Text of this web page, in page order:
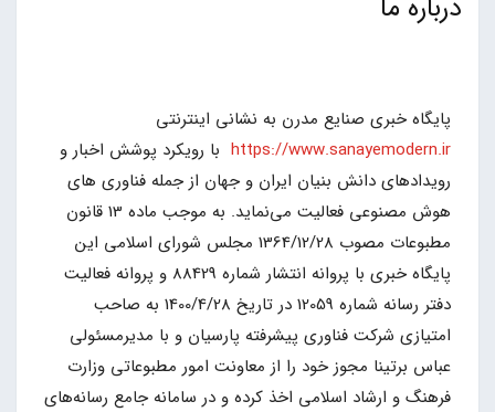
درباره ما
پایگاه خبری صنایع مدرن به نشانی اینترنتی
https://www.sanayemodern.ir با رویکرد پوشش اخبار و
رویدادهای دانش بنیان ایران و جهان از جمله فناوری های
هوش مصنوعی فعالیت می‌نماید. به موجب ماده 13 قانون
مطبوعات مصوب 1364/12/28 مجلس شورای اسلامی این
پایگاه خبری با پروانه انتشار شماره 88429 و پروانه فعالیت
دفتر رسانه شماره 12059 در تاریخ 1400/4/28 به صاحب
امتیازی شرکت فناوری پیشرفته پارسیان و با مدیرمسئولی
عباس برتینا مجوز خود را از معاونت امور مطبوعاتی وزارت
فرهنگ و ارشاد اسلامی اخذ کرده و در سامانه جامع رسانه‌های